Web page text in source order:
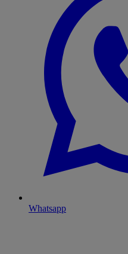
Whatsapp